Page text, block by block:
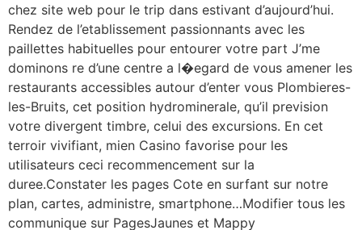
chez site web pour le trip dans estivant d’aujourd’hui.
Rendez de l’etablissement passionnants avec les
paillettes habituelles pour entourer votre part J’me
dominons re d’une centre a l�egard de vous amener les
restaurants accessibles autour d’enter vous Plombieres-
les-Bruits, cet position hydrominerale, qu’il prevision
votre divergent timbre, celui des excursions. En cet
terroir vivifiant, mien Casino favorise pour les
utilisateurs ceci recommencement sur la
duree.Constater les pages Cote en surfant sur notre
plan, cartes, administre, smartphone…Modifier tous les
communique sur PagesJaunes et Mappy